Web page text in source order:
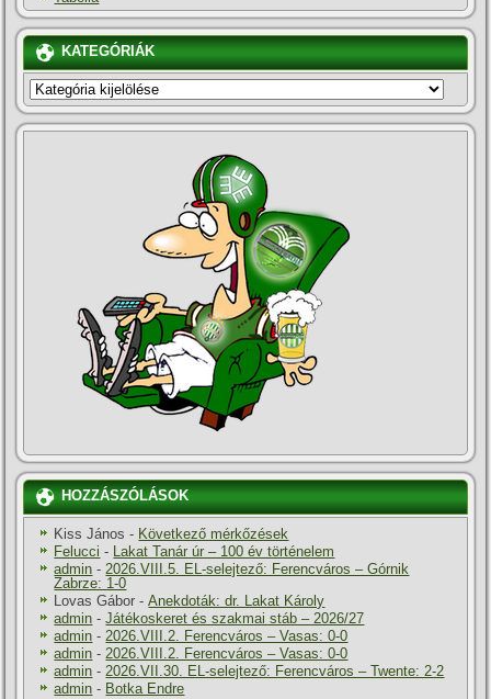
KATEGÓRIÁK
KATEGÓRIÁK
HOZZÁSZÓLÁSOK
Kiss János - Következő mérkőzések
Felucci -
Lakat Tanár úr – 100 év történelem
admin - 2026.VIII.5. EL-selejtező: Ferencváros – Górnik
Zabrze: 1-0
Lovas Gábor -Anekdoták: dr. Lakat Károly
admin -Játékoskeret és szakmai stáb – 2026/27
admin - 2026.VIII.2. Ferencváros – Vasas: 0-0
admin - 2026.VIII.2. Ferencváros – Vasas: 0-0
admin - 2026.VII.30. EL-selejtező: Ferencváros – Twente: 2-2
admin - Botka Endre